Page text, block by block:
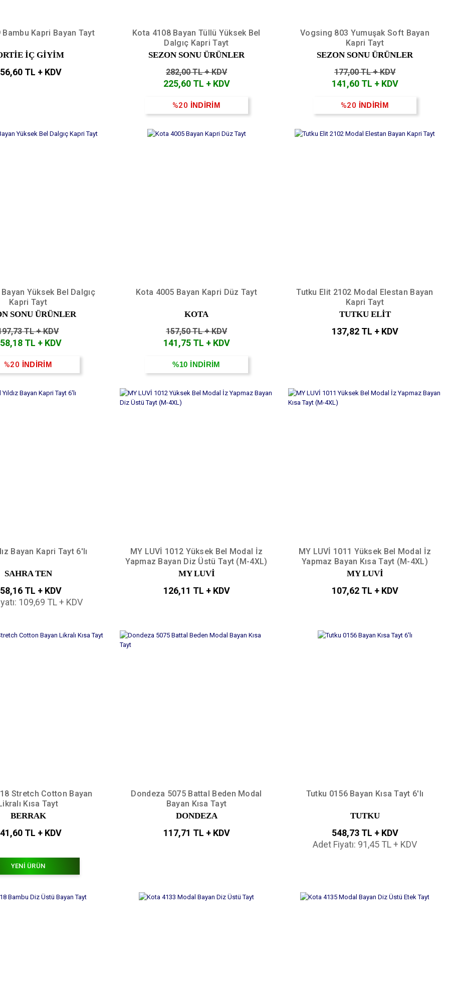
Kapri Bayan Tayt
İÇ GİYİM
TL + KDV
Kota 4108 Bayan Tüllü Yüksek Bel
Dalgıç Kapri Tayt
SEZON SONU ÜRÜNLER
282,00 TL + KDV
225,60 TL + KDV
%20 İNDİRİM
Vogsing 803 Yumuşak Soft Bayan
Kapri Tayt
SEZON SONU ÜRÜNLER
177,00 TL + KDV
141,60 TL + KDV
%20 İNDİRİM
Yüksek Bel Dalgıç
Kapri Tayt
SONU ÜRÜNLER
TL + KDV
TL + KDV
%20 İNDİRİM
Kota 4005 Bayan Kapri Düz Tayt
KOTA
157,50 TL + KDV
141,75 TL + KDV
%10 İNDİRİM
Tutku Elit 2102 Modal Elestan Bayan
Kapri Tayt
TUTKU ELIT
137,82 TL + KDV
Bayan Kapri Tayt 6'lı
SAHRA TEN
TL + KDV
109,69 TL + KDV
MY LUVİ 1012 Yüksek Bel Modal İz
Yapmaz Bayan Diz Üstü Tayt (M-4XL)
MY LUVİ
126,11 TL + KDV
MY LUVİ 1011 Yüksek Bel Modal İz
Yapmaz Bayan Kısa Tayt (M-4XL)
MY LUVİ
107,62 TL + KDV
Stretch Cotton Bayan
Kısa Tayt
BERRAK
TL + KDV
YENİ ÜRÜN
Dondeza 5075 Battal Beden Modal
Bayan Kısa Tayt
DONDEZA
117,71 TL + KDV
Tutku 0156 Bayan Kısa Tayt 6'lı
TUTKU
548,73 TL + KDV
Adet Fiyatı: 91,45 TL + KDV